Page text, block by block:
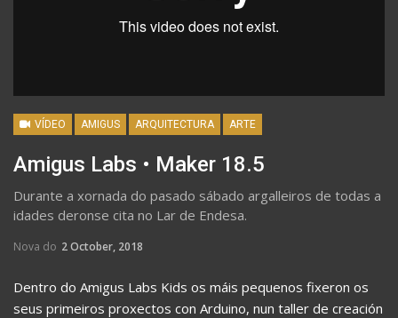
VÍDEO AMIGUS ARQUITECTURA ARTE
Amigus Labs • Maker 18.5
Durante a xornada do pasado sábado argalleiros de todas a
idades deronse cita no Lar de Endesa.
Nova do 2 October, 2018
Dentro do Amigus Labs Kids os máis pequenos fixeron os
seus primeiros proxectos con Arduino, nun taller de creación